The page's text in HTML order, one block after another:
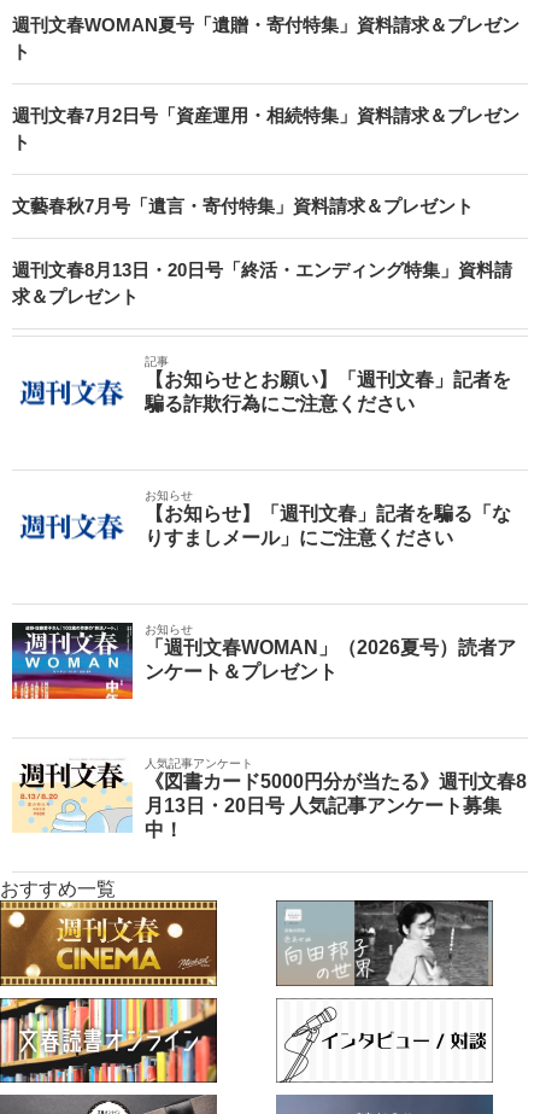
週刊文春WOMAN夏号「遺贈・寄付特集」資料請求＆プレゼン
ト
週刊文春7月2日号「資産運用・相続特集」資料請求＆プレゼン
ト
文藝春秋7月号「遺言・寄付特集」資料請求＆プレゼント
週刊文春8月13日・20日号「終活・エンディング特集」資料請
求＆プレゼント
記事
【お知らせとお願い】「週刊文春」記者を
騙る詐欺行為にご注意ください
お知らせ
【お知らせ】「週刊文春」記者を騙る「な
りすましメール」にご注意ください
お知らせ
「週刊文春WOMAN」（2026夏号）読者ア
ンケート＆プレゼント
人気記事アンケート
《図書カード5000円分が当たる》週刊文春8
月13日・20日号 人気記事アンケート募集
中！
おすすめ一覧